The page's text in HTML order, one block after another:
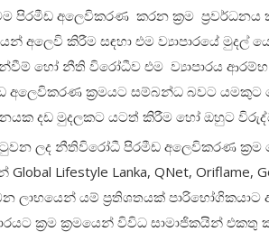
පිරමීඩ අලෙවිකරණ කරන ක්‍රම
අලෙවි කිරීම සඳහා එම ව්‍යාපාරයේ
හෝ නීති විරෝධීව එම ව්‍යාපාරය
අලෙවිකරණ ක්‍රමයට සම්බන්ධ බවට යමකුට
දඩ මුදලකට යටත් කිරීම හෝ ඔහුට
ලද නීතිවිරෝධී පිරමීඩ අලෙවිකරණ
Global Lifestyle Lanka, QNet,
ලාභයෙන් යම් ප්‍රතිශතයක්
ක්‍රම ක්‍රමයෙන් විවිධ සාමාජිකයින්